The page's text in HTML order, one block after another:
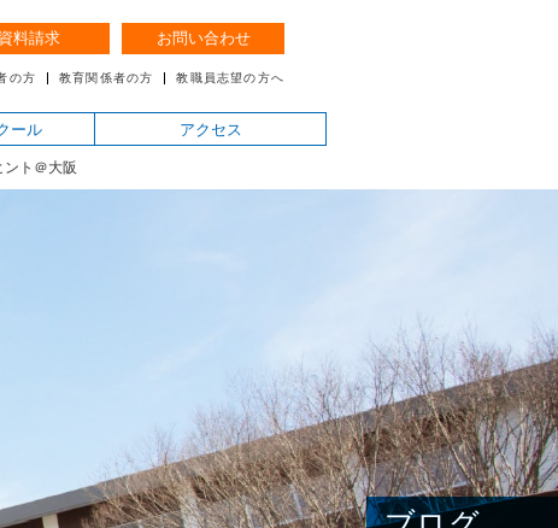
資料請求 お問い合わせ
の方 教育関係者の方 教職員志望の方へ
ール アクセス
ト＠大阪